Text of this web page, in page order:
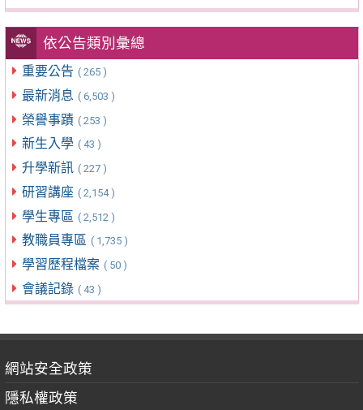
依公告類別彙總
重要公告 ( 265 )
最新消息 ( 6,503 )
榮譽事蹟 ( 253 )
新生入學 ( 43 )
升學新訊 ( 227 )
研習講座 ( 2,154 )
學生專區 ( 2,512 )
教職員專區 ( 1,735 )
學習歷程檔案 ( 50 )
會議記錄 ( 43 )
網站安全政策
隱私權政策